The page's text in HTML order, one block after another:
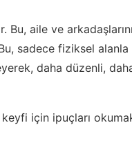
Bu, aile ve
sadece fiziksel
daha düzenli,
için ipuçları